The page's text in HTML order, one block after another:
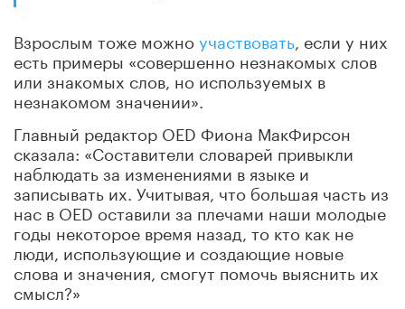
Взрослым тоже можноучаствовать , если у них
есть примеры «совершенно незнакомых слов
или знакомых слов, но используемых в
незнакомом значении».
Главный редактор OED Фиона МакФирсон
сказала: «Составители словарей привыкли
наблюдать за изменениями в языке и
записывать их. Учитывая, что большая часть из
нас в OED оставили за плечами наши молодые
годы некоторое время назад, то кто как не
люди, использующие и создающие новые
слова и значения, смогут помочь выяснить их
смысл?»